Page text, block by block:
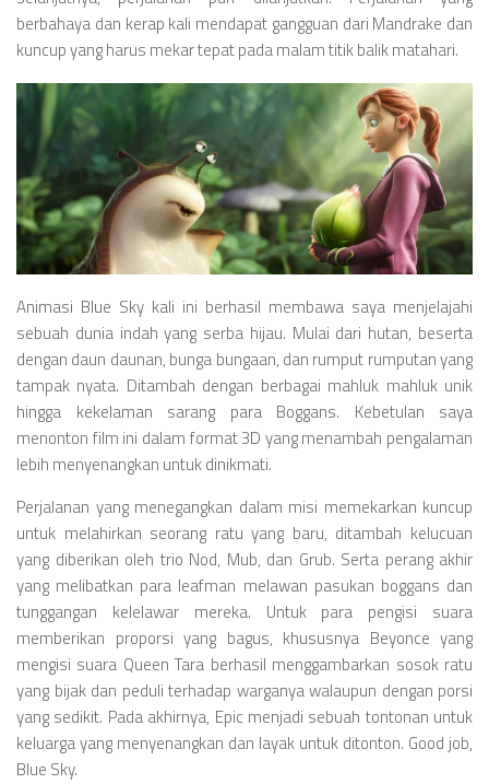
berbahaya dan kerap kali mendapat gangguan dari Mandrake dan
kuncup yang harus mekar tepat pada malam titik balik matahari.
Animasi Blue Sky kali ini berhasil membawa saya menjelajahi
sebuah dunia indah yang serba hijau. Mulai dari hutan, beserta
dengan daun daunan, bunga bungaan, dan rumput rumputan yang
tampak nyata. Ditambah dengan berbagai mahluk mahluk unik
hingga kekelaman sarang para Boggans. Kebetulan saya
menonton film ini dalam format 3D yang menambah pengalaman
lebih menyenangkan untuk dinikmati.
Perjalanan yang menegangkan dalam misi memekarkan kuncup
untuk melahirkan seorang ratu yang baru, ditambah kelucuan
yang diberikan oleh trio Nod, Mub, dan Grub. Serta perang akhir
yang melibatkan para leafman melawan pasukan boggans dan
tunggangan kelelawar mereka. Untuk para pengisi suara
memberikan proporsi yang bagus, khususnya Beyonce yang
mengisi suara Queen Tara berhasil menggambarkan sosok ratu
yang bijak dan peduli terhadap warganya walaupun dengan porsi
yang sedikit. Pada akhirnya, Epic menjadi sebuah tontonan untuk
keluarga yang menyenangkan dan layak untuk ditonton. Good job,
Blue Sky.